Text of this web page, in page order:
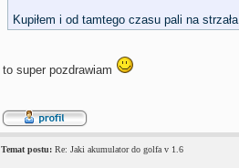
Kupiłem i od tamtego czasu pali na strzała
to super pozdrawiam
Temat postu:Re: Jaki akumulator do golfa v 1.6